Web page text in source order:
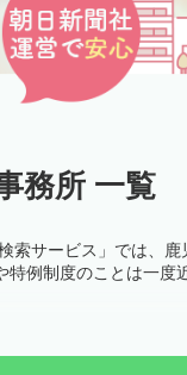
務所 一覧
索サービス」では、
例制度のことは一度